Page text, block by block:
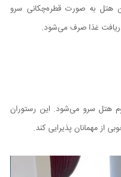
هتل به صورت قطره‌چکانی سرو
غذا صرف می‌شود.
هتل سرو می‌شود. این رستوران